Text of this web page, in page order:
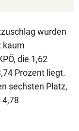
wurden
kaum
die 1,62
Prozent liegt.
sechsten Platz,